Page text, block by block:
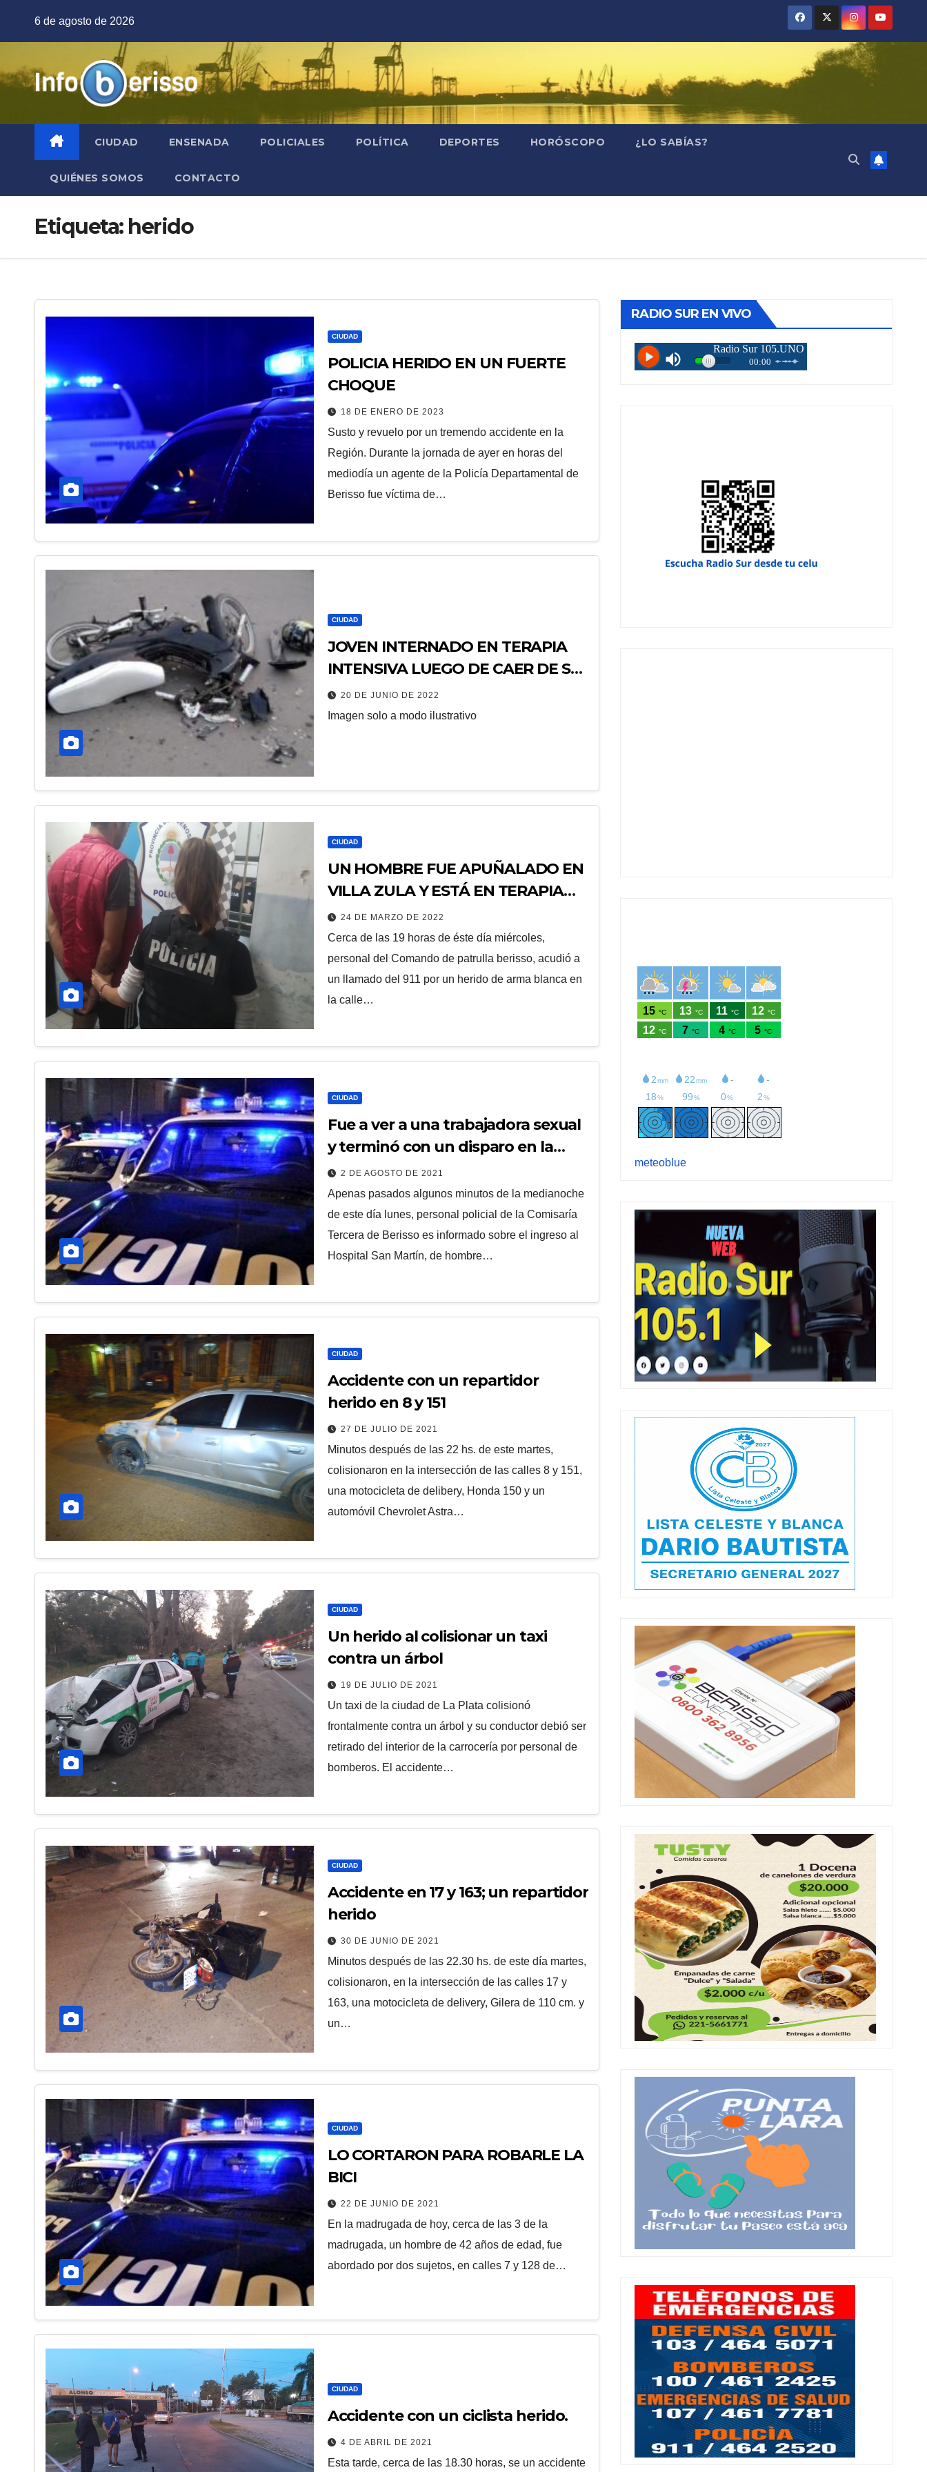
6 de agosto de 2026
CIUDAD ENSENADA POLICIALES POLÍTICA DEPORTES HORÓSCOPO ¿LO SABÍAS?
QUIÉNES SOMOS CONTACTO
Etiqueta: herido
CIUDAD
POLICIA HERIDO EN UN FUERTE
CHOQUE
18 DE ENERO DE 2023
Susto y revuelo por un tremendo accidente en la
Región. Durante la jornada de ayer en horas del
mediodía un agente de la Policía Departamental de
Berisso fue víctima de…
CIUDAD
JOVEN INTERNADO EN TERAPIA
INTENSIVA LUEGO DE CAER DE SU
MOTO
20 DE JUNIO DE 2022
Imagen solo a modo ilustrativo
CIUDAD
UN HOMBRE FUE APUÑALADO EN
VILLA ZULA Y ESTÁ EN TERAPIA
INTENSIVA
24 DE MARZO DE 2022
Cerca de las 19 horas de éste día miércoles,
personal del Comando de patrulla berisso, acudió a
un llamado del 911 por un herido de arma blanca en
la calle…
CIUDAD
Fue a ver a una trabajadora sexual
y terminó con un disparo en la
ingle
2 DE AGOSTO DE 2021
Apenas pasados algunos minutos de la medianoche
de este día lunes, personal policial de la Comisaría
Tercera de Berisso es informado sobre el ingreso al
Hospital San Martín, de hombre…
CIUDAD
Accidente con un repartidor
herido en 8 y 151
27 DE JULIO DE 2021
Minutos después de las 22 hs. de este martes,
colisionaron en la intersección de las calles 8 y 151,
una motocicleta de delibery, Honda 150 y un
automóvil Chevrolet Astra…
CIUDAD
Un herido al colisionar un taxi
contra un árbol
19 DE JULIO DE 2021
Un taxi de la ciudad de La Plata colisionó
frontalmente contra un árbol y su conductor debió ser
retirado del interior de la carrocería por personal de
bomberos. El accidente…
CIUDAD
Accidente en 17 y 163; un repartidor
herido
30 DE JUNIO DE 2021
Minutos después de las 22.30 hs. de este día martes,
colisionaron, en la intersección de las calles 17 y
163, una motocicleta de delivery, Gilera de 110 cm. y
un…
CIUDAD
LO CORTARON PARA ROBARLE LA
BICI
22 DE JUNIO DE 2021
En la madrugada de hoy, cerca de las 3 de la
madrugada, un hombre de 42 años de edad, fue
abordado por dos sujetos, en calles 7 y 128 de…
CIUDAD
Accidente con un ciclista herido.
4 DE ABRIL DE 2021
Esta tarde, cerca de las 18.30 horas, se un accidente
RADIO SUR EN VIVO
meteoblue